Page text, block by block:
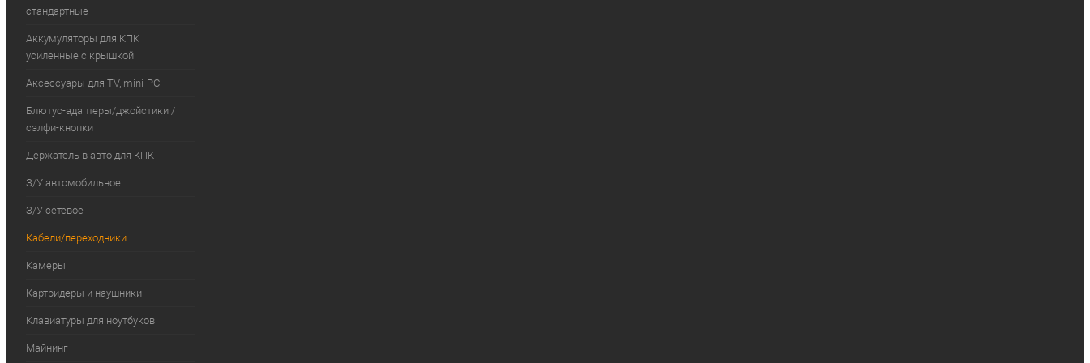
стандартные
Аккумуляторы для КПК
усиленные с крышкой
Аксессуары для TV, mini-PC
Блютус-адаптеры/джойстики /
сэлфи-кнопки
Держатель в авто для КПК
З/У автомобильное
З/У сетевое
Кабели/переходники
Камеры
Картридеры и наушники
Клавиатуры для ноутбуков
Майнинг